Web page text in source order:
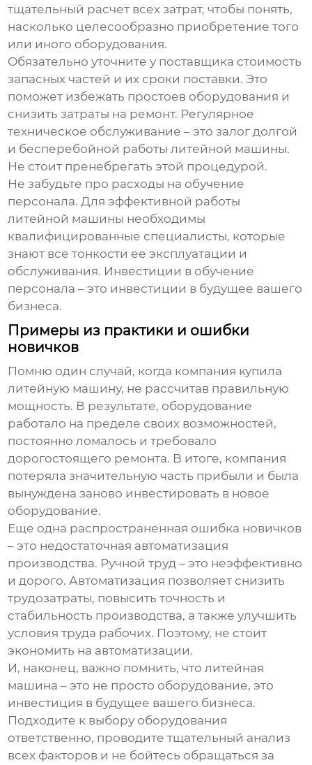
тщательный расчет всех затрат, чтобы понять,
насколько целесообразно приобретение того
или иного оборудования.
Обязательно уточните у поставщика стоимость
запасных частей и их сроки поставки. Это
поможет избежать простоев оборудования и
снизить затраты на ремонт. Регулярное
техническое обслуживание – это залог долгой
и бесперебойной работы литейной машины.
Не стоит пренебрегать этой процедурой.
Не забудьте про расходы на обучение
персонала. Для эффективной работы
литейной машины необходимы
квалифицированные специалисты, которые
знают все тонкости ее эксплуатации и
обслуживания. Инвестиции в обучение
персонала – это инвестиции в будущее вашего
бизнеса.
Примеры из практики и ошибки
новичков
Помню один случай, когда компания купила
литейную машину, не рассчитав правильную
мощность. В результате, оборудование
работало на пределе своих возможностей,
постоянно ломалось и требовало
дорогостоящего ремонта. В итоге, компания
потеряла значительную часть прибыли и была
вынуждена заново инвестировать в новое
оборудование.
Еще одна распространенная ошибка новичков
– это недостаточная автоматизация
производства. Ручной труд – это неэффективно
и дорого. Автоматизация позволяет снизить
трудозатраты, повысить точность и
стабильность производства, а также улучшить
условия труда рабочих. Поэтому, не стоит
экономить на автоматизации.
И, наконец, важно помнить, чтолитейная
машина – это не просто оборудование, это
инвестиция в будущее вашего бизнеса.
Подходите к выбору оборудования
ответственно, проводите тщательный анализ
всех факторов и не бойтесь обращаться за